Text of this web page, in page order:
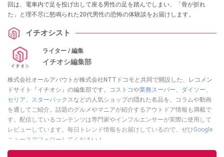
回は、電車内で足を投げ出して座る男性の足を踏んでしまい、「骨が折れ
た」と理不尽に怒鳴られた20代男性の恐怖の体験談をお届けします。
イチオシスト
ライター / 編集
イチオシ編集部
株式会社オールアバウトが株式会社NTTドコモと共同で開設した、レコメン
ドサイト『イチオシ』の編集部です。
コストコや業務スーパー、 ダイソー、
セリア、 スターバックスなどの人気ショップの隠れた名品を、コラムや動画
を通してご紹介。話題のグルメやマニアが紹介するアウトドア情報も満載で
す。配信しているコンテンツは専門家やインフルエンサーが実際に使用して
レビューしています。毎日トレンド情報をお届けしているので、ぜひGoogle
ニュースでフォロー してください！